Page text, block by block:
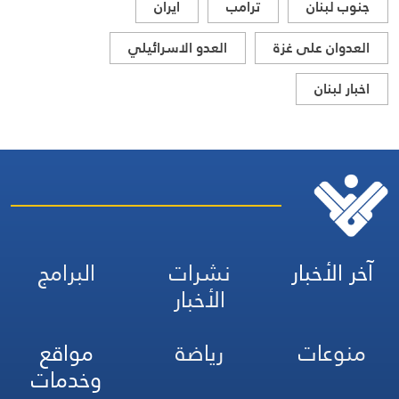
جنوب لبنان ترامب
ايران
العدوان على غزة
العدو الاسرائيلي
اخبار لبنان
آخر الأخبار نشرات
الأخبار
البرامج
منوعات
رياضة مواقع
وخدمات